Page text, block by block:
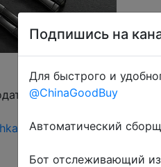
через розділ монет.
Подпишись на
Для быстрого и
@ChinaGoodBuy
Автоматический
Бот отслеживающий